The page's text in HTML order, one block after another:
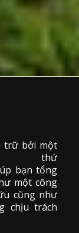
trữ bởi một
thứ
bạn tổng
một công
cũng như
chịu trách